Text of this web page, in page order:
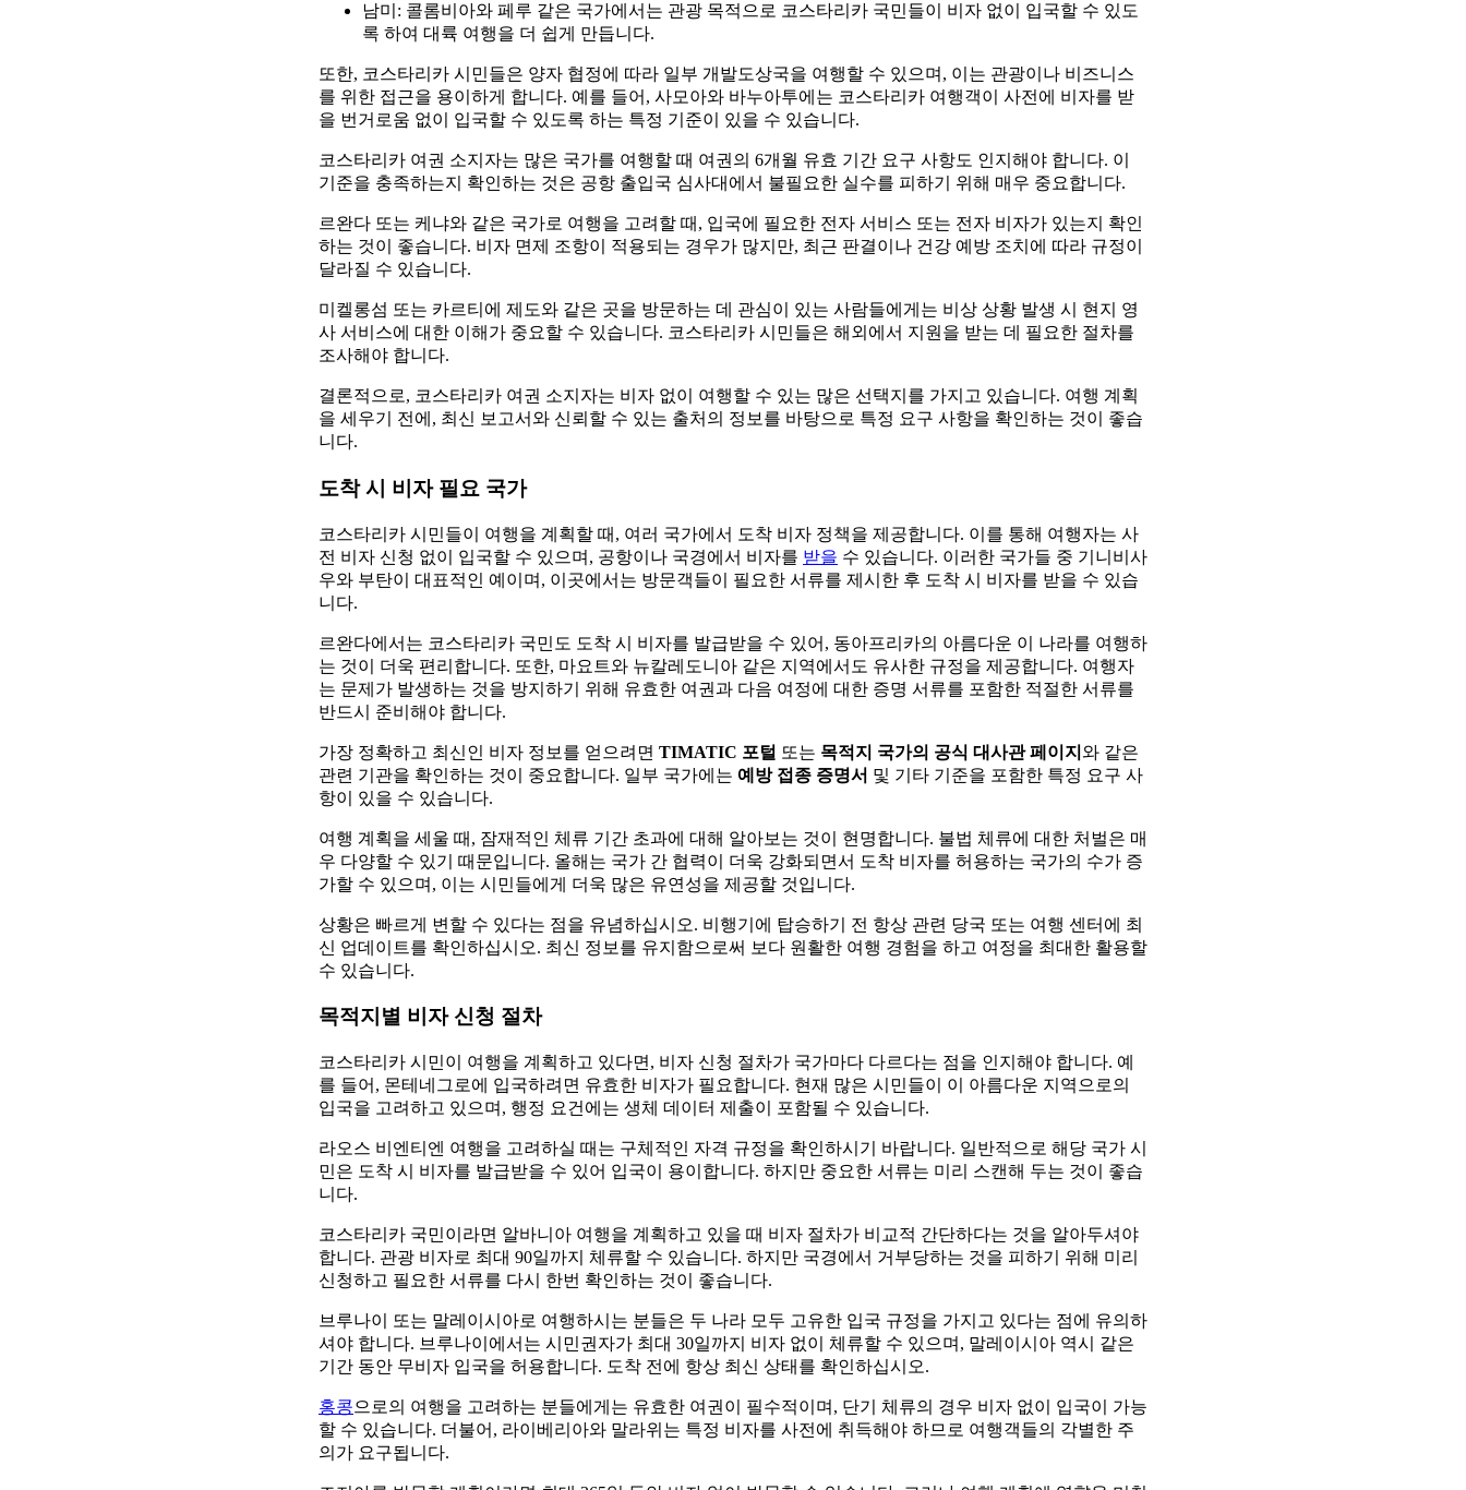
남미: 콜롬비아와 페루 같은 국가에서는 관광 목적으로 코스타리카 국민들이 비자 없이 입국할 수 있도
록 하여 대륙 여행을 더 쉽게 만듭니다.
또한, 코스타리카 시민들은 양자 협정에 따라 일부 개발도상국을 여행할 수 있으며, 이는 관광이나 비즈니스
를 위한 접근을 용이하게 합니다. 예를 들어, 사모아와 바누아투에는 코스타리카 여행객이 사전에 비자를 받
을 번거로움 없이 입국할 수 있도록 하는 특정 기준이 있을 수 있습니다.
코스타리카 여권 소지자는 많은 국가를 여행할 때 여권의 6개월 유효 기간 요구 사항도 인지해야 합니다. 이
기준을 충족하는지 확인하는 것은 공항 출입국 심사대에서 불필요한 실수를 피하기 위해 매우 중요합니다.
르완다 또는 케냐와 같은 국가로 여행을 고려할 때, 입국에 필요한 전자 서비스 또는 전자 비자가 있는지 확인
하는 것이 좋습니다. 비자 면제 조항이 적용되는 경우가 많지만, 최근 판결이나 건강 예방 조치에 따라 규정이
달라질 수 있습니다.
미켈롱섬 또는 카르티에 제도와 같은 곳을 방문하는 데 관심이 있는 사람들에게는 비상 상황 발생 시 현지 영
사 서비스에 대한 이해가 중요할 수 있습니다. 코스타리카 시민들은 해외에서 지원을 받는 데 필요한 절차를
조사해야 합니다.
결론적으로, 코스타리카 여권 소지자는 비자 없이 여행할 수 있는 많은 선택지를 가지고 있습니다. 여행 계획
을 세우기 전에, 최신 보고서와 신뢰할 수 있는 출처의 정보를 바탕으로 특정 요구 사항을 확인하는 것이 좋습
니다.
도착 시 비자 필요 국가
코스타리카 시민들이 여행을 계획할 때, 여러 국가에서 도착 비자 정책을 제공합니다. 이를 통해 여행자는 사
전 비자 신청 없이 입국할 수 있으며, 공항이나 국경에서 비자를 받을 수 있습니다. 이러한 국가들 중 기니비사
우와 부탄이 대표적인 예이며, 이곳에서는 방문객들이 필요한 서류를 제시한 후 도착 시 비자를 받을 수 있습
니다.
르완다에서는 코스타리카 국민도 도착 시 비자를 발급받을 수 있어, 동아프리카의 아름다운 이 나라를 여행하
는 것이 더욱 편리합니다. 또한, 마요트와 뉴칼레도니아 같은 지역에서도 유사한 규정을 제공합니다. 여행자
는 문제가 발생하는 것을 방지하기 위해 유효한 여권과 다음 여정에 대한 증명 서류를 포함한 적절한 서류를
반드시 준비해야 합니다.
가장 정확하고 최신인 비자 정보를 얻으려면 TIMATIC 포털 또는 목적지 국가의 공식 대사관 페이지 와 같은
관련 기관을 확인하는 것이 중요합니다. 일부 국가에는 예방 접종 증명서 및 기타 기준을 포함한 특정 요구 사
항이 있을 수 있습니다.
여행 계획을 세울 때, 잠재적인 체류 기간 초과에 대해 알아보는 것이 현명합니다. 불법 체류에 대한 처벌은 매
우 다양할 수 있기 때문입니다. 올해는 국가 간 협력이 더욱 강화되면서 도착 비자를 허용하는 국가의 수가 증
가할 수 있으며, 이는 시민들에게 더욱 많은 유연성을 제공할 것입니다.
상황은 빠르게 변할 수 있다는 점을 유념하십시오. 비행기에 탑승하기 전 항상 관련 당국 또는 여행 센터에 최
신 업데이트를 확인하십시오. 최신 정보를 유지함으로써 보다 원활한 여행 경험을 하고 여정을 최대한 활용할
수 있습니다.
목적지별 비자 신청 절차
코스타리카 시민이 여행을 계획하고 있다면, 비자 신청 절차가 국가마다 다르다는 점을 인지해야 합니다. 예
를 들어, 몬테네그로에 입국하려면 유효한 비자가 필요합니다. 현재 많은 시민들이 이 아름다운 지역으로의
입국을 고려하고 있으며, 행정 요건에는 생체 데이터 제출이 포함될 수 있습니다.
라오스 비엔티엔 여행을 고려하실 때는 구체적인 자격 규정을 확인하시기 바랍니다. 일반적으로 해당 국가 시
민은 도착 시 비자를 발급받을 수 있어 입국이 용이합니다. 하지만 중요한 서류는 미리 스캔해 두는 것이 좋습
니다.
코스타리카 국민이라면 알바니아 여행을 계획하고 있을 때 비자 절차가 비교적 간단하다는 것을 알아두셔야
합니다. 관광 비자로 최대 90일까지 체류할 수 있습니다. 하지만 국경에서 거부당하는 것을 피하기 위해 미리
신청하고 필요한 서류를 다시 한번 확인하는 것이 좋습니다.
브루나이 또는 말레이시아로 여행하시는 분들은 두 나라 모두 고유한 입국 규정을 가지고 있다는 점에 유의하
셔야 합니다. 브루나이에서는 시민권자가 최대 30일까지 비자 없이 체류할 수 있으며, 말레이시아 역시 같은
기간 동안 무비자 입국을 허용합니다. 도착 전에 항상 최신 상태를 확인하십시오.
홍콩으로의 여행을 고려하는 분들에게는 유효한 여권이 필수적이며, 단기 체류의 경우 비자 없이 입국이 가능
할 수 있습니다. 더불어, 라이베리아와 말라위는 특정 비자를 사전에 취득해야 하므로 여행객들의 각별한 주
의가 요구됩니다.